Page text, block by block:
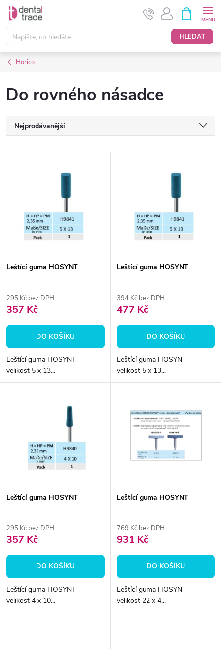
Přejít
obsah
HLEDAT
NÁKUPNÍ
KOŠÍK
Horico
Do rovného násadce
Ř
a
p
r
o
d
u
Nejprodávanější
s
r
o
d
u
Leštící guma HOSYNT
295 Kč bez DPH
357 Kč
DO KOŠÍKU
Leštící guma HOSYNT -
velikost 5 x 13...
Leštící guma HOSYNT
394 Kč bez DPH
477 Kč
DO KOŠÍKU
Leštící guma HOSYNT -
velikost 5 x 13...
Leštící guma HOSYNT
295 Kč bez DPH
357 Kč
DO KOŠÍKU
Leštící guma HOSYNT -
velikost 4 x 10...
Leštící guma HOSYNT
769 Kč bez DPH
931 Kč
DO KOŠÍKU
Leštící guma HOSYNT -
velikost 22 x 4...